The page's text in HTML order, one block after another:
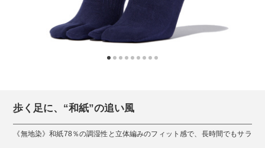
歩く足に、“和紙”の追い風
《無地染》和紙78％の調湿性と立体編みのフィット感で、長時間でもサラ